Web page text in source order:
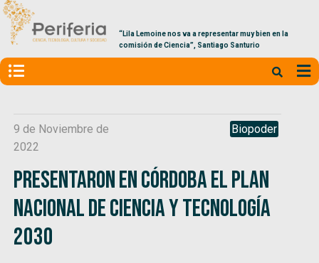
“Lila Lemoine nos va a representar muy bien en la
comisión de Ciencia”, Santiago Santurio
9 de Noviembre de
2022
Biopoder
Presentaron en Córdoba el Plan
Nacional de Ciencia y Tecnología
2030